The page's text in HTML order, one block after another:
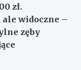
zł.
widoczne –
zęby